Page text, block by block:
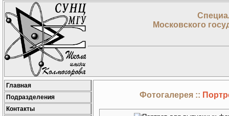
Московского
Главная
Подразделения
Контакты
Фотогалерея ::